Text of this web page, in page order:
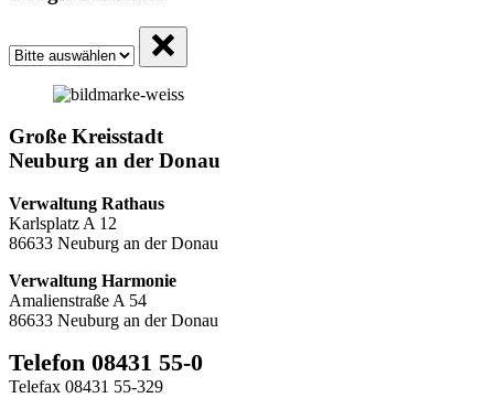
Große Kreisstadt
Neuburg an der Donau
Verwaltung Rathaus
Karlsplatz A 12
86633 Neuburg an der Donau
Verwaltung Harmonie
Amalienstraße A 54
86633 Neuburg an der Donau
Telefon 08431 55-0
Telefax 08431 55-329